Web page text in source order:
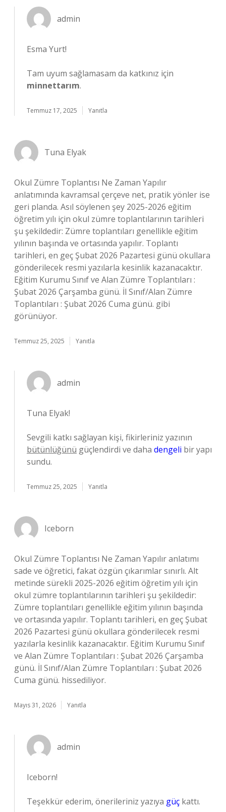
admin
Esma Yurt!
Tam uyum sağlamasam da katkınız için
minnettarım.
Temmuz 17, 2025 Yanıtla
Tuna Elyak
Okul Zümre Toplantısı Ne Zaman Yapılır
anlatımında kavramsal çerçeve net, pratik yönler ise
geri planda. Asıl söylenen şey 2025-2026 eğitim
öğretim yılı için okul zümre toplantılarının tarihleri
şu şekildedir: Zümre toplantıları genellikle eğitim
yılının başında ve ortasında yapılır. Toplantı
tarihleri, en geç Şubat 2026 Pazartesi günü okullara
gönderilecek resmi yazılarla kesinlik kazanacaktır.
Eğitim Kurumu Sınıf ve Alan Zümre Toplantıları :
Şubat 2026 Çarşamba günü. İl Sınıf/Alan Zümre
Toplantıları : Şubat 2026 Cuma günü. gibi
görünüyor.
Temmuz 25, 2025 Yanıtla
admin
Tuna Elyak!
Sevgili katkı sağlayan kişi, fikirleriniz yazının
bütünlüğünü güçlendirdi ve daha dengeli bir yapı
sundu.
Temmuz 25, 2025 Yanıtla
Iceborn
Okul Zümre Toplantısı Ne Zaman Yapılır anlatımı
sade ve öğretici, fakat özgün çıkarımlar sınırlı. Alt
metinde sürekli 2025-2026 eğitim öğretim yılı için
okul zümre toplantılarının tarihleri şu şekildedir:
Zümre toplantıları genellikle eğitim yılının başında
ve ortasında yapılır. Toplantı tarihleri, en geç Şubat
2026 Pazartesi günü okullara gönderilecek resmi
yazılarla kesinlik kazanacaktır. Eğitim Kurumu Sınıf
ve Alan Zümre Toplantıları : Şubat 2026 Çarşamba
günü. İl Sınıf/Alan Zümre Toplantıları : Şubat 2026
Cuma günü. hissediliyor.
Mayıs 31, 2026 Yanıtla
admin
Iceborn!
Teşekkür ederim, önerileriniz yazıya güç kattı.